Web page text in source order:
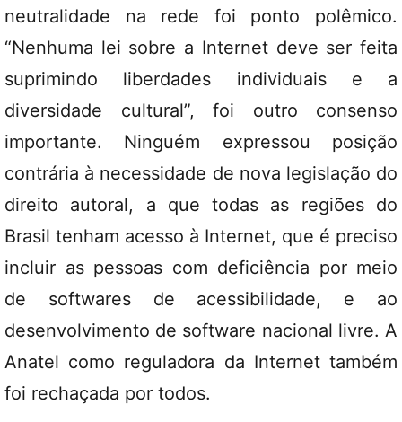
neutralidade na rede foi ponto polêmico.
“Nenhuma lei sobre a Internet deve ser feita
suprimindo liberdades individuais e a
diversidade cultural”, foi outro consenso
importante. Ninguém expressou posição
contrária à necessidade de nova legislação do
direito autoral, a que todas as regiões do
Brasil tenham acesso à Internet, que é preciso
incluir as pessoas com deficiência por meio
de softwares de acessibilidade, e ao
desenvolvimento de software nacional livre. A
Anatel como reguladora da Internet também
foi rechaçada por todos.